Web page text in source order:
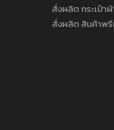
สั่งผลิต กระเป๋าผ้
สั่งผลิต สินค้าพรี